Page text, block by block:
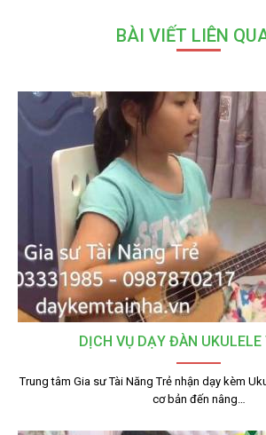
BÀI VIẾT LIÊN
DỊCH VỤ DẠY ĐÀN UKULELE
Trung tâm Gia sư Tài Năng Trẻ nhận dạy kèm
cơ bản đến nâng…